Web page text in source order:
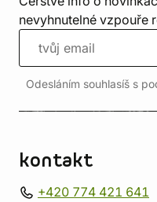
nevyhnutelné vzpouře
Odesláním souhlasíš s
kontakt
+420 774 421 641